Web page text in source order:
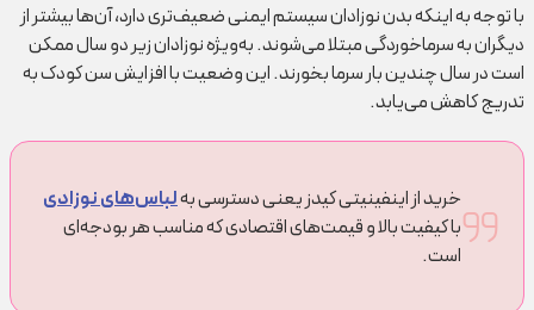
با توجه به اینکه بدن نوزادان سیستم ایمنی ضعیف‌تری دارد، آن‌ها بیشتر از
دیگران به سرماخوردگی مبتلا می‌شوند. به‌ویژه نوزادان زیر دو سال ممکن
است در سال چندین بار سرما بخورند. این وضعیت با افزایش سن کودک به
تدریج کاهش می‌یابد.
خرید از اینفینیتی کیدز یعنی دسترسی بهلباس‌های نوزادی
با کیفیت بالا و قیمت‌های اقتصادی که مناسب هر بودجه‌ای
است.